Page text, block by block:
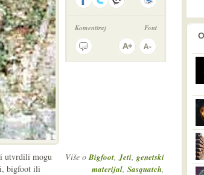
Komentiraj Font
Više oBigfoot,Jeti, genetski
materijal, Sasquatch,
utvrdili mogu
bigfoot ili
prethodno